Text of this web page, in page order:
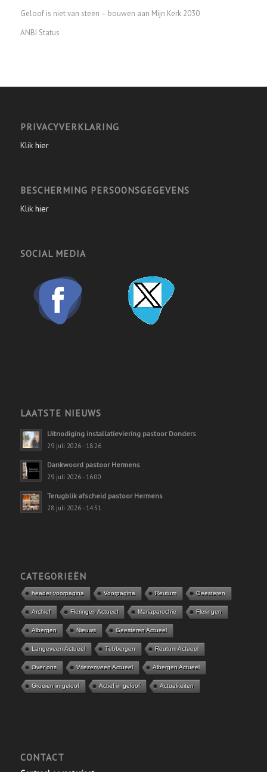
Geloof is niet van steen – bouwen aan Mijn Kerk 2030
ANBI Status
PRIVACYVERKLARING
Klik hier
BESCHERMING PERSOONSGEGEVENS
Klik hier
SOCIAL MEDIA
LAATSTE NIEUWS
Uitnodiging installatieviering pastoor Donders
29 juli 2026 - 18:26
Dankwoord pastoor Hermens
29 juli 2026 - 16:00
Terugblik afscheid pastoor Hermens
28 juli 2026 - 14:51
CATEGORIEËN
header voorpagina Voorpagina Reutum Geesteren
Archief Fleringen Actueel Mariaparochie Fleringen
Albergen Nieuws Geesteren Actueel
Langeveen Actueel Tubbergen Reutum Actueel
Over ons Vriezenveen Actueel Albergen Actueel
Groeien in geloof Actief in geloof Actualiteiten
CONTACT